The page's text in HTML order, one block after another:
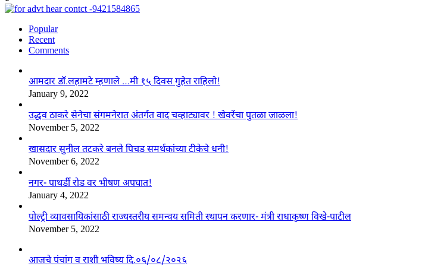
Popular
Recent
Comments
आमदार डॉ.लहामटे म्हणाले …मी १५ दिवस गुहेत राहिलो!
January 9, 2022
उद्धव ठाकरे सेनेचा संगमनेरात अंतर्गत वाद चव्हाट्यावर ! खेवरेंचा पुतळा जाळला!
November 5, 2022
खासदार सुनील तटकरे बनले पिचड समर्थकांच्या टीकेचे धनी!
November 6, 2022
नगर- पाथर्डी रोड वर भीषण अपघात!
January 4, 2022
पोल्ट्री व्यावसायिकांसाठी राज्यस्तरीय समन्वय समिती स्थापन करणार- मंत्री राधाकृष्ण विखे-पाटील
November 5, 2022
आजचे पंचांग व राशी भविष्य दि.०६/०८/२०२६